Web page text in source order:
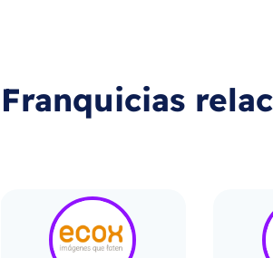
Franquicias